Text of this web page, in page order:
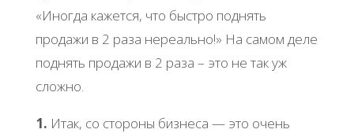
«Иногда кажется, что быстро поднять
продажи в 2 раза нереально!» На самом деле
поднять продажи в 2 раза – это не так уж
сложно.
1. Итак, со стороны бизнеса — это очень